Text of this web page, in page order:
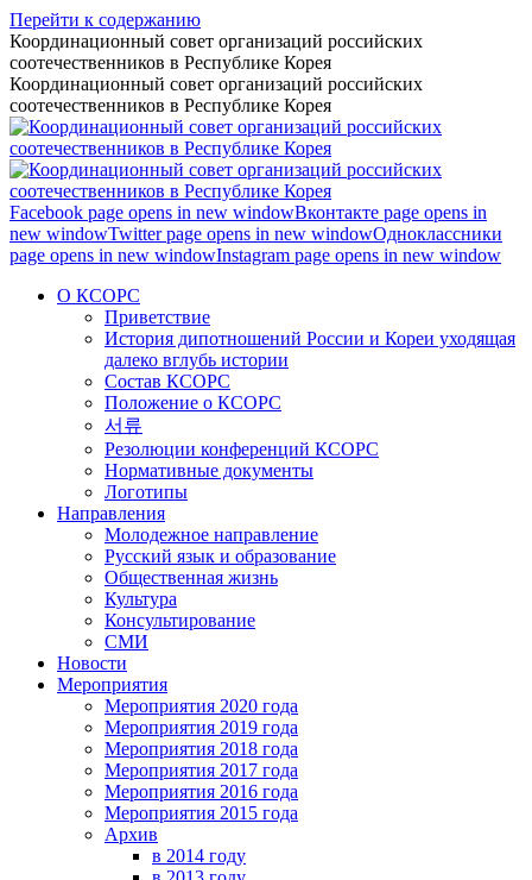
Перейти к содержанию
Координационный совет организаций российских
соотечественников в Республике Корея
Координационный совет организаций российских
соотечественников в Республике Корея
Facebook page opens in new windowВконтакте page opens in
new windowTwitter page opens in new windowОдноклассники
page opens in new windowInstagram page opens in new window
О КСОРС
Приветствие
История дипотношений России и Кореи уходящая
далеко вглубь истории
Состав КСОРС
Положение о КСОРС
서류
Резолюции конференций КСОРС
Нормативные документы
Логотипы
Направления
Молодежное направление
Русский язык и образование
Общественная жизнь
Культура
Консультирование
СМИ
Новости
Мероприятия
Мероприятия 2020 года
Мероприятия 2019 года
Мероприятия 2018 годa
Мероприятия 2017 года
Мероприятия 2016 года
Мероприятия 2015 года
Архив
в 2014 году